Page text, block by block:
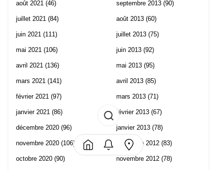
août 2021 (46)
juillet 2021 (84)
juin 2021 (111)
mai 2021 (106)
avril 2021 (136)
mars 2021 (141)
février 2021 (97)
janvier 2021 (86)
décembre 2020 (96)
novembre 2020 (106)
octobre 2020 (90)
septembre 2013 (90)
août 2013 (60)
juillet 2013 (75)
juin 2013 (92)
mai 2013 (95)
avril 2013 (85)
mars 2013 (71)
février 2013 (67)
janvier 2013 (78)
décembre 2012 (83)
novembre 2012 (78)